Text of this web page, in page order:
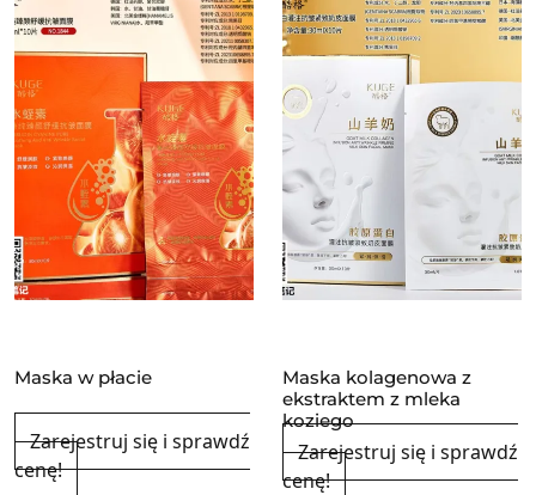
Maska w płacie
Zarejestruj się i sprawdź
cenę!
Maska kolagenowa z
ekstraktem z mleka
koziego
Zarejestruj się i sprawdź
cenę!